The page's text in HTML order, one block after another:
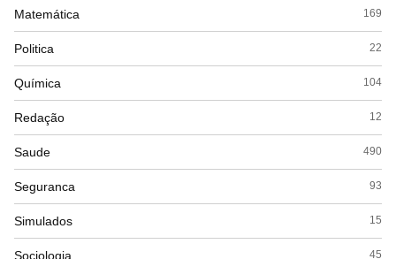
Matemática 169
Politica 22
Química 104
Redação 12
Saude 490
Seguranca 93
Simulados 15
Sociologia 45